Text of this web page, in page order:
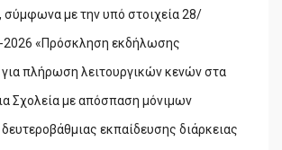
σύμφωνα με την υπό στοιχεία 28/
«Πρόσκληση εκδήλωσης
πλήρωση λειτουργικών κενών στα
Σχολεία με απόσπαση μόνιμων
εκπαίδευσης διάρκειας